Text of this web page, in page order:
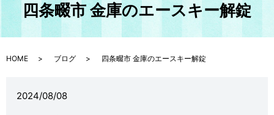
四条畷市 金庫のエースキー解錠
HOME ブログ 四条畷市 金庫のエースキー解錠
2024/08/08